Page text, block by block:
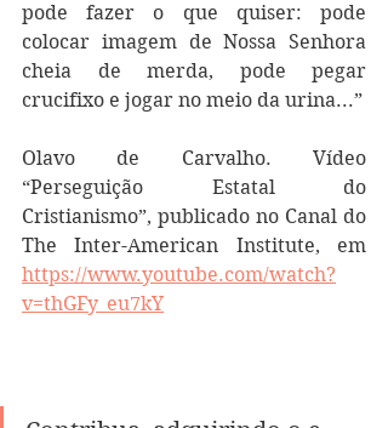
pode fazer o que quiser: pode
colocar imagem de Nossa Senhora
cheia de merda, pode pegar
crucifixo e jogar no meio da urina...”
Olavo de Carvalho. Vídeo
“Perseguição Estatal do
Cristianismo”, publicado no Canal do
https://www.youtube.com/watch?
v=thGFy_eu7kY